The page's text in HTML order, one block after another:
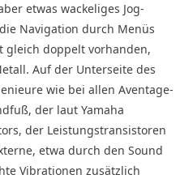
etwas wackeliges Jog-
Navigation durch Menüs
gleich doppelt vorhanden,
Auf der Unterseite des
wie bei allen Aventage-
der laut Yamaha
der Leistungstransistoren
etwa durch den Sound
Vibrationen zusätzlich